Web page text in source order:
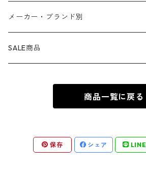
パニッシャー
サノス
スパイダーグウェン
ドクター・ドゥーム
バンビ
ダンボ
101匹わんちゃん
不思議の国のアリス
ドラゴンボール
呪術廻戦
推しの子
ピンズ ・ ピンバッジ
缶バッジ ・ 缶ケース
ネックレス
ピアス
スニーカー ・ ソックス
ファッション雑貨
キャンドル・ライト
ウォータードーム
お皿 ・ プレート ・ ボウル
ボトルホルダー・オープナー
ドアマット
タオル・バスマット
シャープペン・ボールペン
ペンケース
メーカー・ブランド別
BB Designs
COMANSI
SALE商品
商品一覧に戻る
保存 シェア LINE